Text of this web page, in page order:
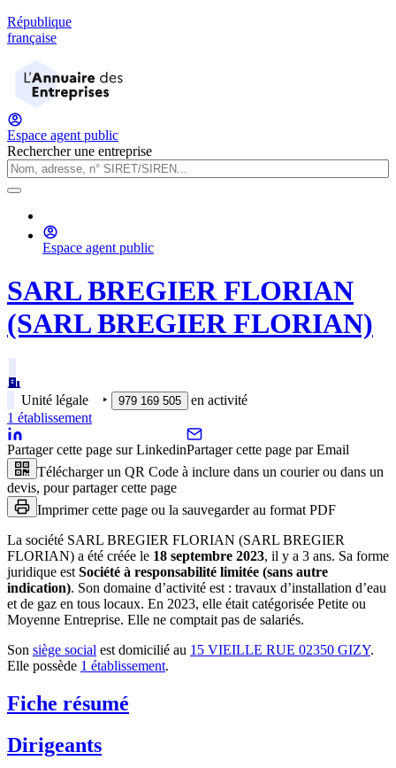
République
française
Espace agent public
Rechercher une entreprise
Espace agent public
SARL BREGIER FLORIAN
(SARL BREGIER FLORIAN)
Unité légale ‣ 979 169 505
en activité
1 établissement
Partager cette page sur LinkedinPartager cette page par Email
Télécharger un QR Code à inclure dans un courier ou dans un
devis, pour partager cette page
Imprimer cette page ou la sauvegarder au format PDF
La société SARL BREGIER FLORIAN (SARL BREGIER
FLORIAN) a été créée le 18 septembre 2023, il y a 3 ans. Sa forme
juridique est Société à responsabilité limitée (sans autre
indication). Son domaine d’activité est : travaux d’installation d’eau
et de gaz en tous locaux. En 2023, elle était catégorisée Petite ou
Moyenne Entreprise. Elle ne comptait pas de salariés.
Son siège social est domicilié au 15 VIEILLE RUE 02350 GIZY.
Elle possède 1 établissement.
Fiche résumé
Dirigeants